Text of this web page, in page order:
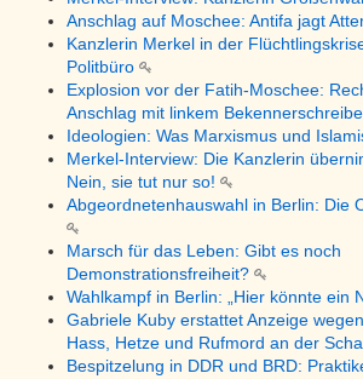
Anschlag auf Moschee: Antifa jagt
Kanzlerin Merkel in der
Politbüro
Explosion vor der Fatih-Moschee:
Anschlag mit linkem
Ideologien: Was Marxismus und
Merkel-Interview: Die Kanzlerin
Nein, sie tut nur so!
Abgeordnetenhauswahl in Berlin: Die
Marsch für das Leben: Gibt es noch
Demonstrationsfreiheit?
Wahlkampf in Berlin: „Hier könnte ein
Gabriele Kuby erstattet Anzeige
Hass, Hetze und Rufmord an der
Bespitzelung in DDR und BRD: